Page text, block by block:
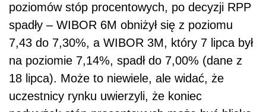
poziomów stóp procentowych, po decyzji RPP
spadły – WIBOR 6M obniżył się z poziomu
7,43 do 7,30%, a WIBOR 3M, który 7 lipca był
na poziomie 7,14%, spadł do 7,00% (dane z
18 lipca). Może to niewiele, ale widać, że
uczestnicy rynku uwierzyli, że koniec